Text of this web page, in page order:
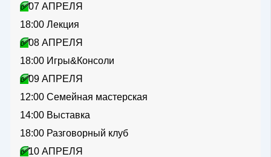
✅07 АПРЕЛЯ
18:00 Лекция
✅08 АПРЕЛЯ
18:00 Игры&Консоли
✅09 АПРЕЛЯ
12:00 Семейная мастерская
14:00 Выставка
18:00 Разговорный клуб
✅10 АПРЕЛЯ